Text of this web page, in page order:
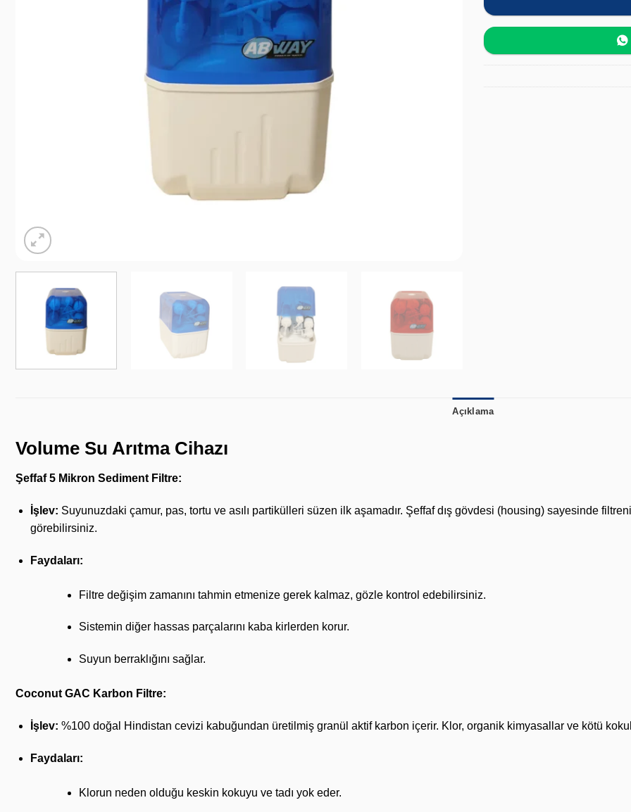
Açıklama
Volume Su Arıtma Cihazı
Şeffaf 5 Mikron Sediment Filtre:
İşlev: Suyunuzdaki çamur, pas, tortu ve asılı partikülleri süzen ilk aşamadır. Şeffaf dış gövdesi (housing) sayesinde
görebilirsiniz.
Faydaları:
Filtre değişim zamanını tahmin etmenize gerek kalmaz, gözle kontrol edebilirsiniz.
Sistemin diğer hassas parçalarını kaba kirlerden korur.
Suyun berraklığını sağlar.
Coconut GAC Karbon Filtre:
İşlev: %100 doğal Hindistan cevizi kabuğundan üretilmiş granül aktif karbon içerir. Klor, organik kimyasallar ve kötü
Faydaları:
Klorun neden olduğu keskin kokuyu ve tadı yok eder.